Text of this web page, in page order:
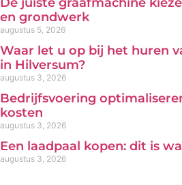
en grondwerk
augustus 5, 2026
Waar let u op bij het huren
in Hilversum?
augustus 3, 2026
Bedrijfsvoering
kosten
augustus 3, 2026
Een laadpaal kopen: dit is
augustus 3, 2026